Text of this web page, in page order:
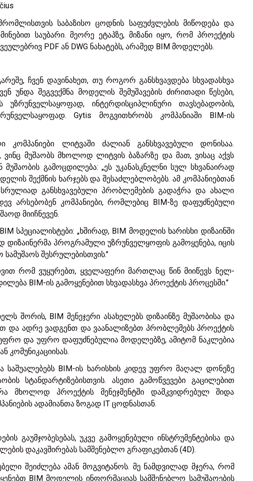
საბაზისო ცოდნის საფუძვლების მიწოდება და
საუბარი. მეორე ეტაპზე, მიზანი იყო, რომ პროექტის
PDF ან DWG ნახატებს, არამედ BIM მოდელებს.
ჩვენ დავინახეთ, თუ როგორ განსხვავდება სხვადასხვა
უნდა შეგვექმნა მოდელის შემუშავების ძირითადი წესები,
ინტერდისციპლინური თავსებადობის,
Gytis მოგვითხრობს კომპანიაში BIM-ის
კომპანიები ლიტვაში ძალიან განსხვავებული დონისაა.
ვინც მუშაობს მხოლოდ ლიტვის ბაზარზე და მათ, ვისაც აქვს
მუშაობის გამოცდილება: „ეს უკანასკნელნი სულ სხვანაირად
შექმნის ხარჯებს და შესაძლებლობებს. ამ კომპანიებთან
განსხვავებული პრობლემების გადაჭრა და ახალი
არსებობენ კომპანიები, რომლებიც BIM-ზე დაფუძნებული
მიიჩნევენ.
სპეციალისტები: „ხშირად, BIM მოდელის ხარისხი დიზაინში
დიზაინერმა პროგრამული უზრუნველყოფის გამოყენება, იცის
შესრულებისთვის.’’
რომ ვუყურებთ, ყველაფერი მართლაც წინ მიიწევს ნელ-
BIM-ის გამოყენებით სხვადასხვა პროექტის პროცესში.’’
შორის, BIM მენეჯერი ასახელებს დიზაინზე მუშაობისა და
და ადრე ვადგენთ და ვაანალიზებთ პრობლემებს პროექტის
უფრო და უფრო დაფუძნებულია მოდელებზე, ამიტომ ნაკლებია
კომუნიკაციისას.
საშუალებებს BIM-ის ხარისხის კიდევ უფრო მაღალ დონეზე
სტანდარტიზებისთვის. ასეთი გამოწვევები გაცილებით
მხოლოდ პროექტის მენეჯმენტში დამკვიდრებულ შიდა
ადამიანთა ზოგად IT ცოდნასთან.
გაუმჯობესებას, უკვე გამოყენებული ინსტრუმენტებისა და
დაკავშირებას სამშენებლო გრაფიკებთან (4D).
შეიძლება ამან მოგვიტანოს. მე ნამდვილად მჯერა, რომ
BIM მოდელის ინფორმაციას სამშენებლო სამუშაოების